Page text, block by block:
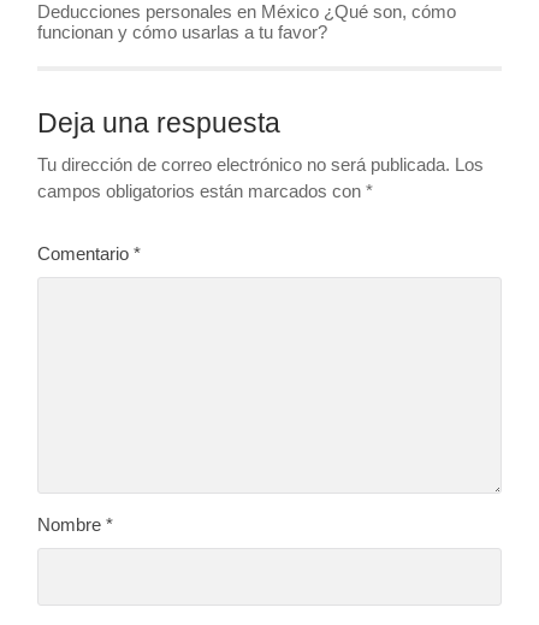
Deducciones personales en México ¿Qué son, cómo
funcionan y cómo usarlas a tu favor?
Deja una respuesta
Tu dirección de correo electrónico no será publicada. Los
campos obligatorios están marcados con*
Comentario*
Nombre*